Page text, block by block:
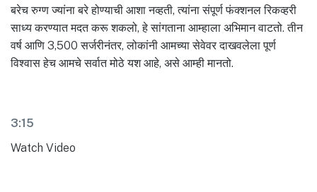
बरेच रुग्ण ज्यांना बरे होण्याची आशा नव्हती, त्यांना संपूर्ण फंक्शनल रिकव्हरी
साध्य करण्यात मदत करू शकलो, हे सांगताना आम्हाला अभिमान वाटतो. तीन
वर्ष आणि 3,500 सर्जरीनंतर, लोकांनी आमच्या सेवेवर दाखवलेला पूर्ण
विश्वास हेच आमचे सर्वात मोठे यश आहे, असे आम्ही मानतो.
3:15
Watch Video